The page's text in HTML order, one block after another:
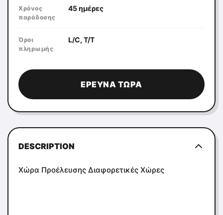
Χρόνος
παράδοσης
45 ημέρες
Όροι
πληρωμής
L/C, T/T
ΈΡΕΥΝΑ ΤΏΡΑ
DESCRIPTION
Χώρα Προέλευσης Διαφορετικές Χώρες